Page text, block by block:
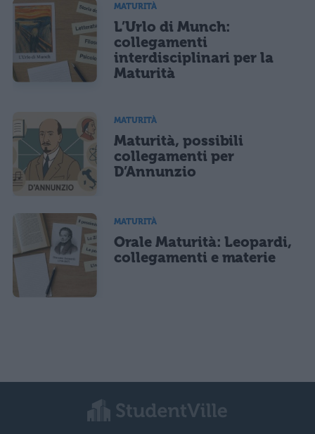
MATURITÀ
L’Urlo di Munch:
collegamenti
interdisciplinari per la
Maturità
MATURITÀ
Maturità, possibili
collegamenti per
D’Annunzio
MATURITÀ
Orale Maturità: Leopardi,
collegamenti e materie